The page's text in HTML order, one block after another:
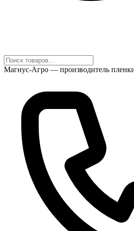
Магнус-Агро — производитель